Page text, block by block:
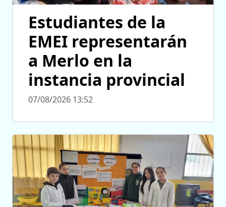
Estudiantes de la
EMEI representarán
a Merlo en la
instancia provincial
07/08/2026 13:52